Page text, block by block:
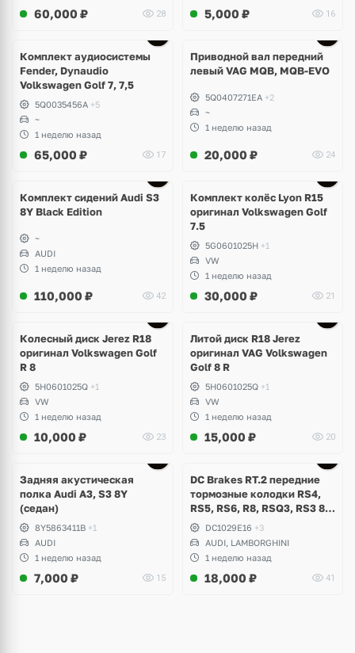
60,000 ₽ 28 5,000 ₽ 16
Комплект аудиосистемы
Fender, Dynaudio
Volkswagen Golf 7, 7,5
5Q0035456A +5
~
1 неделю назад
65,000 ₽ 17
Приводной вал передний
левый VAG MQB, MQB-EVO
5Q0407271EA +2
~
1 неделю назад
20,000 ₽ 24
Комплект сидений Audi S3
8Y Black Edition
~
AUDI
1 неделю назад
110,000 ₽ 42
Комплект колёс Lyon R15
оригинал Volkswagen Golf
7.5
5G0601025H +1
VW
1 неделю назад
30,000 ₽ 21
Колесный диск Jerez R18
оригинал Volkswagen Golf
R 8
5H0601025Q +1
VW
1 неделю назад
10,000 ₽ 23
Литой диск R18 Jerez
оригинал VAG Volkswagen
Golf 8 R
5H0601025Q +1
VW
1 неделю назад
15,000 ₽ 20
Задняя акустическая
полка Audi A3, S3 8Y
(седан)
8Y5863411B +1
AUDI
1 неделю назад
7,000 ₽ 15
DC Brakes RT.2 передние
тормозные колодки RS4,
RS5, RS6, R8, RSQ3, RS3 8V
(комплект 8 шт)
DC1029E16 +3
AUDI, LAMBORGHINI
1 неделю назад
18,000 ₽ 41